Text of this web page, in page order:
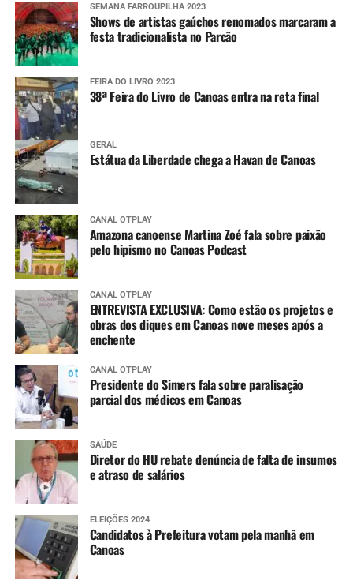
SEMANA FARROUPILHA 2023
Shows de artistas gaúchos renomados marcaram a
festa tradicionalista no Parcão
FEIRA DO LIVRO 2023
38ª Feira do Livro de Canoas entra na reta final
GERAL
Estátua da Liberdade chega a Havan de Canoas
CANAL OTPLAY
Amazona canoense Martina Zoé fala sobre paixão
pelo hipismo no Canoas Podcast
CANAL OTPLAY
ENTREVISTA EXCLUSIVA: Como estão os projetos e
obras dos diques em Canoas nove meses após a
enchente
CANAL OTPLAY
Presidente do Simers fala sobre paralisação
parcial dos médicos em Canoas
SAÚDE
Diretor do HU rebate denúncia de falta de insumos
e atraso de salários
ELEIÇÕES 2024
Candidatos à Prefeitura votam pela manhã em
Canoas